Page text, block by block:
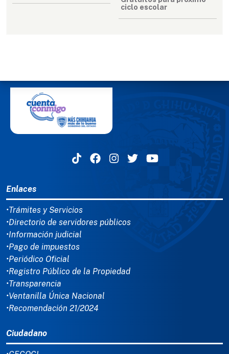
ciclo escolar
Enlaces
•Trámites y Servicios
•Directorio de servidores públicos
•Información judicial
•Pago de impuestos
•Periódico Oficial
•Registro Público de la Propiedad
•Transparencia
•Ventanilla Única Nacional
•Recomendación 21/2024
Ciudadano